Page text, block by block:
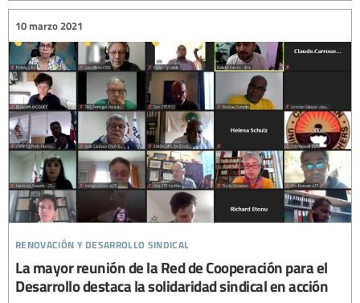
renovación y desarrollo sindical
10 marzo 2021
La mayor reunión de la Red de Cooperación para el
Desarrollo destaca la solidaridad sindical en acción